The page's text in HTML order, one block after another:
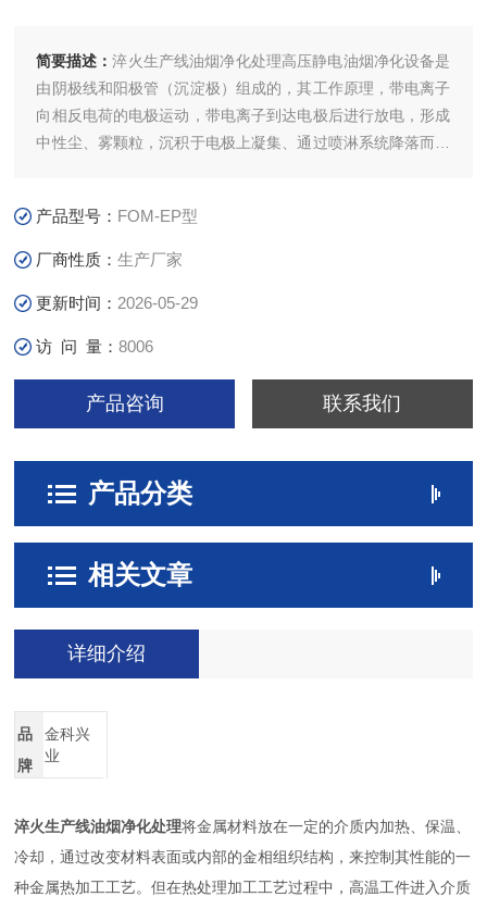
简要描述：淬火生产线油烟净化处理高压静电油烟净化设备是
由阴极线和阳极管（沉淀极）组成的，其工作原理，带电离子
向相反电荷的电极运动，带电离子到达电极后进行放电，形成
中性尘、雾颗粒，沉积于电极上凝集、通过喷淋系统降落而被
产品型号： FOM-EP型
厂商性质：生产厂家
更新时间： 2026-05-29
访 问 量：8006
产品咨询 联系我们
产品分类
相关文章
详细介绍
品
牌
金科兴
业
淬火生产线油烟净化处理将金属材料放在一定的介质内加热、保温、
冷却，通过改变材料表面或内部的金相组织结构，来控制其性能的一
种金属热加工工艺。但在热处理加工工艺过程中，高温工件进入介质